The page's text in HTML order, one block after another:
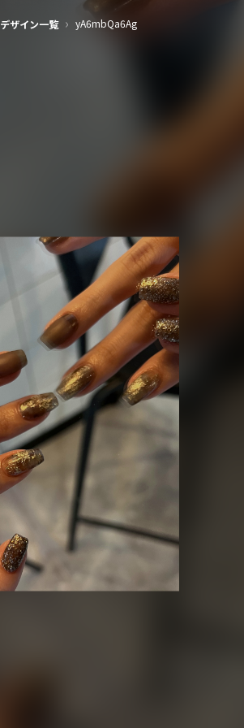
デザイン一覧 › yA6mbQa6Ag